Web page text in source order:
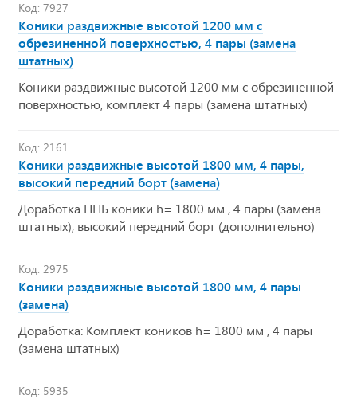
Код: 7927
Коники раздвижные высотой 1200 мм с
обрезиненной поверхностью, 4 пары (замена
штатных)
Коники раздвижные высотой 1200 мм с обрезиненной
поверхностью, комплект 4 пары (замена штатных)
Код: 2161
Коники раздвижные высотой 1800 мм, 4 пары,
высокий передний борт (замена)
Доработка ППБ коники h= 1800 мм , 4 пары (замена
штатных), высокий передний борт (дополнительно)
Код: 2975
Коники раздвижные высотой 1800 мм, 4 пары
(замена)
Доработка: Комплект коников h= 1800 мм , 4 пары
(замена штатных)
Код: 5935